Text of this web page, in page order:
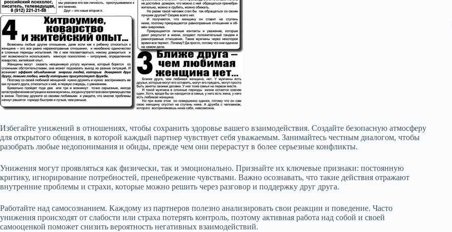
Избегайте унижений в отношениях, чтобы сохранить здоровье вашего взаимодействия. Создайте безопасную атмосферу
для открытого общения, в которой каждый партнер чувствует себя уважаемым. Занимайтесь честным диалогом, чтобы
разобрать любые недопонимания и обиды, прежде чем они перерастут в более серьезные конфликты.
Унижения могут проявляться как физически, так и эмоционально. Признайте их ключевые признаки: постоянную
критику, игнорирование потребностей, пренебрежение чувствами. Важно осознавать, что такие действия отражают
внутренние проблемы и страхи, которые можно решить через разговор и поддержку друг друга.
Работайте над самосознанием. Каждому из партнеров полезно анализировать свои реакции и поведение. Часто
унижения происходят от слабости или страха потерять контроль, поэтому активная работа над собой и своей
самооценкой поможет снизить вероятность негативных взаимодействий.